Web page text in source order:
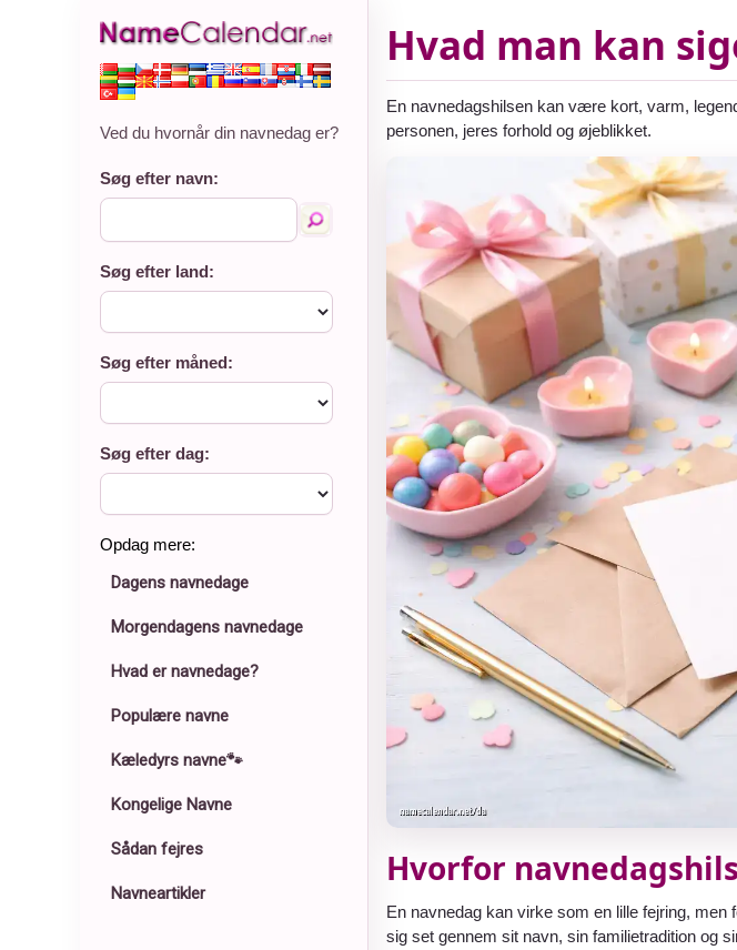
Ved du hvornår din navnedag er?
Søg efter navn:
Søg efter land:
Søg efter måned:
Søg efter dag:
Opdag mere:
Dagens navnedage
Morgendagens navnedage
Hvad er navnedage?
Populære navne
Kæledyrs navne🐾
Kongelige Navne
Sådan fejres
Navneartikler
Hvad man kan
En navnedagshilsen kan være kort, varm,
personen, jeres forhold og øjeblikket.
Hvorfor
En navnedag kan virke som en lille fejring,
sig set gennem sit navn, sin familietradition og